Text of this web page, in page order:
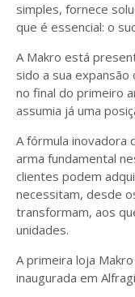
simples, fornece
que é essencial: o
A Makro está
sido a sua
no final do primeiro
assumia já uma
A fórmula inovadora
arma fundamental
clientes podem
necessitam, desde
transformam, aos
unidades.
A primeira loja
inaugurada em